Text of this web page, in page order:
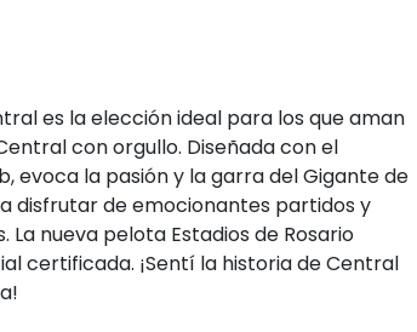
es la elección ideal para los que aman
con orgullo. Diseñada con el
evoca la pasión y la garra del Gigante de
disfrutar de emocionantes partidos y
nueva pelota Estadios de Rosario
certificada. ¡Sentí la historia de Central